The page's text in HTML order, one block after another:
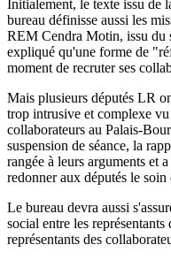
Initialement, le texte issu de
bureau définisse aussi les
REM Cendra Motin, issu du
expliqué qu'une forme de
moment de recruter ses
Mais plusieurs députés LR
trop intrusive et complexe
collaborateurs au Palais-
suspension de séance, la
rangée à leurs arguments et
redonner aux députés le
Le bureau devra aussi
social entre les
représentants des